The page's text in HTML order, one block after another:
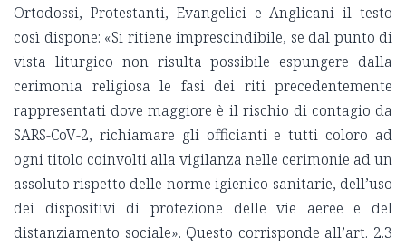
Ortodossi, Protestanti, Evangelici e Anglicani il testo
così dispone: «Si ritiene imprescindibile, se dal punto di
vista liturgico non risulta possibile espungere dalla
cerimonia religiosa le fasi dei riti precedentemente
rappresentati dove maggiore è il rischio di contagio da
SARS-CoV-2, richiamare gli officianti e tutti coloro ad
ogni titolo coinvolti alla vigilanza nelle cerimonie ad un
assoluto rispetto delle norme igienico-sanitarie, dell’uso
dei dispositivi di protezione delle vie aeree e del
distanziamento sociale». Questo corrisponde all’art. 2.3